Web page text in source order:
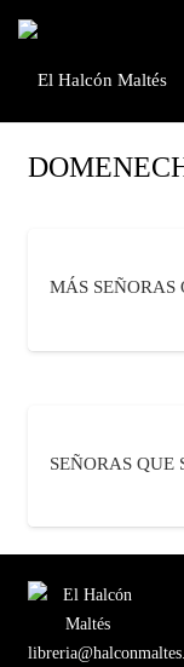
MÁS SEÑORAS
SEÑORAS QUE